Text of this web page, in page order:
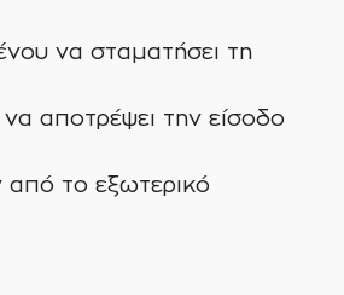
να σταματήσει τη
αποτρέψει την είσοδο
το εξωτερικό